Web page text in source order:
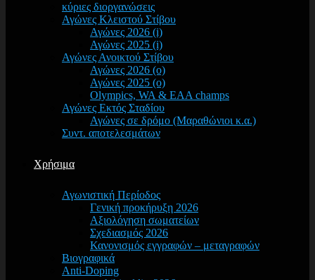
κύριες διοργανώσεις
Αγώνες Κλειστού Στίβου
Αγώνες 2026 (i)
Αγώνες 2025 (i)
Αγώνες Ανοικτού Στίβου
Αγώνες 2026 (o)
Αγώνες 2025 (o)
Olympics, WA & EAA champs
Αγώνες Εκτός Σταδίου
Αγώνες σε δρόμο (Μαραθώνιοι κ.α.)
Συντ. αποτελεσμάτων
Χρήσιμα
Αγωνιστική Περίοδος
Γενική προκήρυξη 2026
Αξιολόγηση σωματείων
Σχεδιασμός 2026
Κανονισμός εγγραφών – μεταγραφών
Βιογραφικά
Anti-Doping